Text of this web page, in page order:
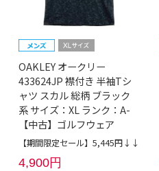
OAKLEY オークリー
433624JP 襟付き 半袖Tシ
ャツ スカル 総柄 ブラック
系 サイズ：XL ランク：A-
【中古】ゴルフウェア
【期間限定セール】5,445円↓↓
4,900円